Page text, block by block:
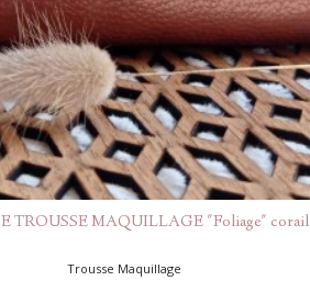
TROUSSE MAQUILLAGE "Foliage" corail
Trousse Maquillage